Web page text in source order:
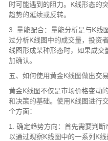
时可能遇到的阻力。K线形态的
趋势的延续或反转。
3. 量能配合：量能分析是与K线
过分析K线图中的成交量，投资
线图形成某种形态时，如果成交
加确认。
五、如何使用黄金K线图做出交
黄金K线图不仅是市场价格变动
和决策的基础。使用K线图进行
个方面：
1. 确定趋势方向：首先需要判
以通过观察K线图中的一系列K